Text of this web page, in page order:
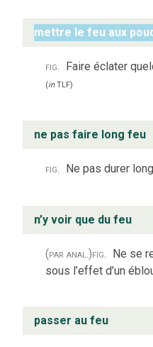
mettre le feu aux
fig. Faire éclater
(inTLF)
ne pas faire long feu
fig. Ne pas durer
n’y voir que du feu
(par anal.)fig. Ne se
sous l’effet d’un
passer au feu